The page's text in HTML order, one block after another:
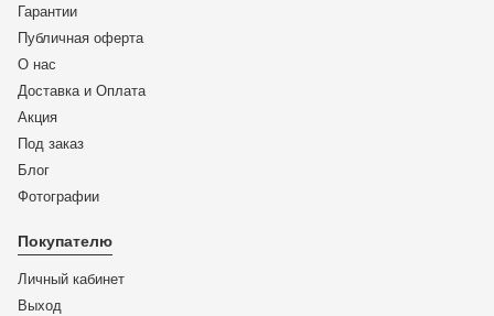
Гарантии
Публичная оферта
О нас
Доставка и Оплата
Акция
Под заказ
Блог
Фотографии
Покупателю
Личный кабинет
Выход